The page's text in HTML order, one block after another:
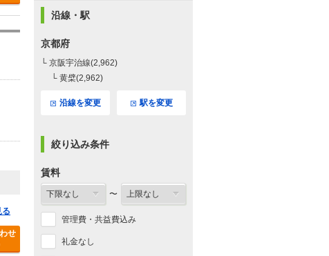
る
せ
沿線・駅
京都府
└ 京阪宇治線(2,962)
└ 黄檗(2,962)
沿線を変更 駅を変更
絞り込み条件
賃料
〜
管理費・共益費込み
礼金なし